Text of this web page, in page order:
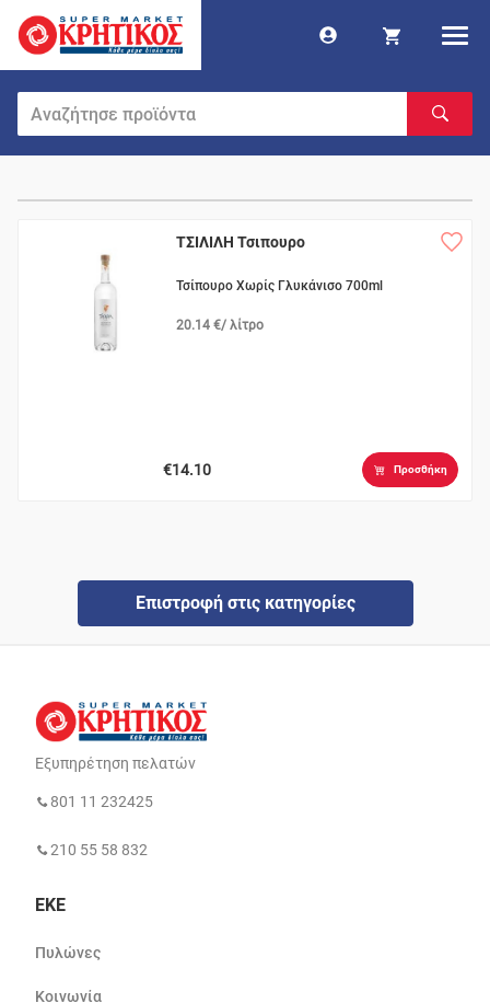
ΤΣΙΛΙΛΗ Τσιπουρο
Τσίπουρο Χωρίς Γλυκάνισο 700ml
20.14 €/ λίτρο
€14.10 Προσθήκη
Επιστροφή στις κατηγορίες
Εξυπηρέτηση πελατών
801 11 232425
210 55 58 832
ΕΚΕ
Πυλώνες
Κοινωνία